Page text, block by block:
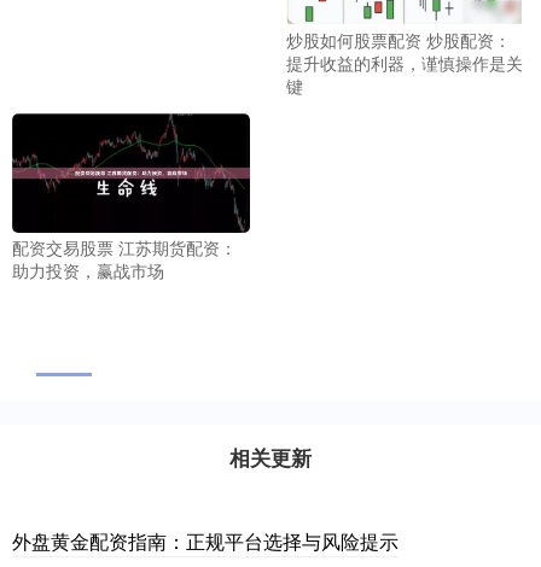
炒股如何股票配资 炒股配资：
提升收益的利器，谨慎操作是关
键
配资交易股票 江苏期货配资：
助力投资，赢战市场
相关更新
外盘黄金配资指南：正规平台选择与风险提示